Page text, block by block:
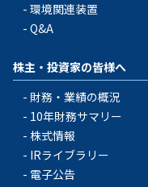
環境関連装置
Q&A
株主・投資家の皆様へ
財務・業績の概況
10年財務サマリー
株式情報
IRライブラリー
電子公告